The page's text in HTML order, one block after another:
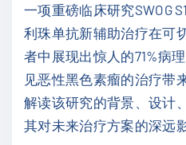
替
尼
/
阿
可
替
一项重磅临床研究SWOG
利珠单抗新辅助治疗在可
者中展现出惊人的71%病
见恶性黑色素瘤的治疗带
解读该研究的背景、设计
其对未来治疗方案的深远